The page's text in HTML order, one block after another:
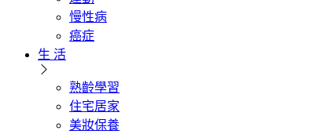
慢性病
癌症
生 活
熟齡學習
住宅居家
美妝保養